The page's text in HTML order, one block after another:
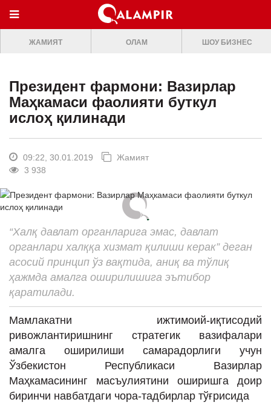
МЕНЮ
ONLINE TV
ЖАМИЯТ
ОЛАМ
ШОУ-БИЗНЕС
Премьера
Клип
Кино
Театр
ИНТЕРВЬЮ
Таҳлил
Саломатлик
Бу қизиқ
Реклама
ЖАМИЯТ ОЛАМ ШОУ БИЗНЕС
Президент фармони: Вазирлар
Маҳкамаси фаолияти буткул
ислоҳ қилинади
09:22, 30.01.2019
Жамият
3 938
“Халқ давлат органларига эмас, давлат
органлари халққа хизмат қилиши керак” деган
асосий принцип ўз вақтида, аниқ ва тўлиқ
ҳажмда амалга оширилишига эътибор
қаратилади.
Мамлакатни ижтимоий-иқтисодий
ривожлантиришнинг стратегик вазифалари
амалга оширилиши самарадорлиги учун
Ўзбекистон Республикаси Вазирлар
Маҳкамасининг масъулиятини оширишга доир
биринчи навбатдаги чора-тадбирлар тўғрисида